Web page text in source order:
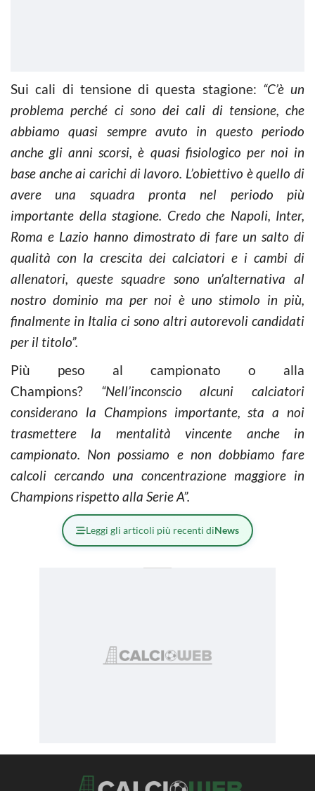
Sui cali di tensione di questa stagione: “C’è un
problema perché ci sono dei cali di tensione, che
abbiamo quasi sempre avuto in questo periodo
anche gli anni scorsi, è quasi fisiologico per noi in
base anche ai carichi di lavoro. L’obiettivo è quello di
avere una squadra pronta nel periodo più
importante della stagione. Credo che Napoli, Inter,
Roma e Lazio hanno dimostrato di fare un salto di
qualità con la crescita dei calciatori e i cambi di
allenatori, queste squadre sono un’alternativa al
nostro dominio ma per noi è uno stimolo in più,
finalmente in Italia ci sono altri autorevoli candidati
per il titolo”.
Più peso al campionato o alla
Champions? “Nell’inconscio alcuni calciatori
considerano la Champions importante, sta a noi
trasmettere la mentalità vincente anche in
campionato. Non possiamo e non dobbiamo fare
calcoli cercando una concentrazione maggiore in
Champions rispetto alla Serie A”.
Leggi gli articoli più recenti diNews